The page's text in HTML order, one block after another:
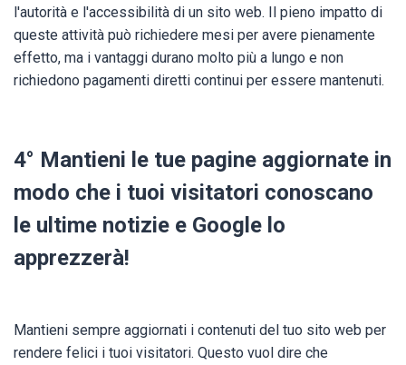
l'autorità e l'accessibilità di un sito web. Il pieno impatto di
queste attività può richiedere mesi per avere pienamente
effetto, ma i vantaggi durano molto più a lungo e non
richiedono pagamenti diretti continui per essere mantenuti.
4° Mantieni le tue pagine aggiornate in
modo che i tuoi visitatori conoscano
le ultime notizie e Google lo
apprezzerà!
Mantieni sempre aggiornati i contenuti del tuo sito web per
rendere felici i tuoi visitatori. Questo vuol dire che